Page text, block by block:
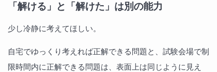
「解ける」と「解けた」は別の能力
少し冷静に考えてほしい。
自宅でゆっくり考えれば正解できる問題と、試験会場で制
限時間内に正解できる問題は、表面上は同じように見え